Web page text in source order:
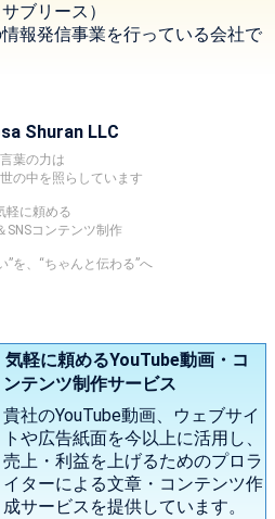
ブリース）
報発信事業を行っている会社で
Shuran LLC
言葉の力は
の中を照らしています
軽に頼める
SNSコンテンツ制作
”を、“ちゃんと伝わる”へ
気軽に頼めるYouTube動画・コ
ンテンツ制作サービス
貴社のYouTube動画、ウェブサイ
トや広告紙面を今以上に活用し、
売上・利益を上げるためのプロラ
イターによる文章・コンテンツ作
成サービスを提供しています。